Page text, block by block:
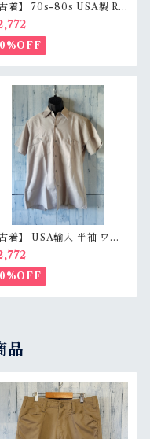
古着】 70s-80s USA製 RE
半袖 ワークシャツ L
幅62cm） チャコール レ
ドキャップ ヴィンテージ Ra
古着】 USA輸入 半袖 ワー
ャツ L（身幅59.5cm）
ジュグレー スナップボタ
薄手 アメカジ RankB
品